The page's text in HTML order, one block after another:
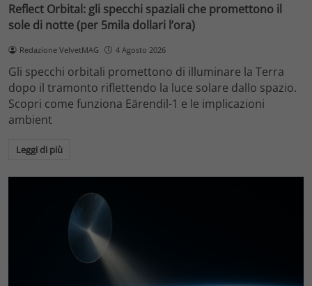
Reflect Orbital: gli specchi spaziali che promettono il
sole di notte (per 5mila dollari l’ora)
Redazione VelvetMAG 4 Agosto 2026
Gli specchi orbitali promettono di illuminare la Terra
dopo il tramonto riflettendo la luce solare dallo spazio.
Scopri come funziona Eärendil-1 e le implicazioni
ambient
Leggi di più